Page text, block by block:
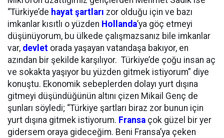
“Türkiye’de hayat şartları zor olduğu için ve bazı
imkanlar kısıtlı o yüzden Hollanda’ya göç etmeyi
düşünüyorum, bu ülkede çalışmazsanız bile imkanlar
var, devlet orada yaşayan vatandaşa bakıyor, en
azından bir şekilde karşılıyor. Türkiye’de çoğu insan aç
ve sokakta yaşıyor bu yüzden gitmek istiyorum” diye
konuştu. Ekonomik sebeplerden dolayı yurt dışına
gitmeyi düşündüğünün altını çizen Mikail Genç de
şunları söyledi; “Türkiye şartları biraz zor bunun için
yurt dışına gitmek istiyorum. Fransa çok güzel bir yer
gidersem oraya gideceğim. Beni Fransa’ya çeken